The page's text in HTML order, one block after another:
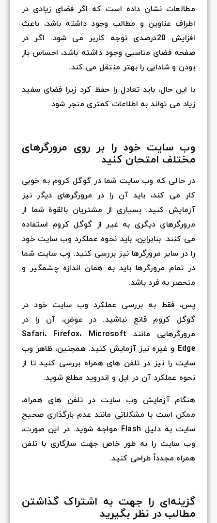
مطالعات نشان داده است که اگر فضای زیادی در
اطراف عناوین و مطالب وجود داشته باشد، باعث
افزایش 20درصدی توجه کاربر می شود. اگر در
صفحه فضای مناسبی وجود داشته باشد، احساس باز
بودن و شادابی را بهتر منتقل می کند.
با این حال، باید تعادل را حفظ کرد زیرا فضای سفید
زیاد می تواند به اطلاعات کمتری منجر شود.
وب سایت خود را بر روی مرورگرهای
مختلف امتحان کنید
در حالی که وب سایت شما در گوگل کروم به خوبی
کار می کند، باید آن را در مرورگرهای دیگر نیز
آزمایش کنید. بسیاری از مشتریان بالقوة شما از
مرورگرهای دیگری به غیر از گوگل کروم استفاده
می کنند. بنابراین، باید نحوه عملکرد وب سایت خود
را در سایر مرورگرها نیز بررسی کنید. وب سایت شما
در تمام مرورگرها باید به همان اندازه چشمگیر و
منحصر به فرد باشد.
پس، فقط به بررسی عملکرد وب سایت خود در
گوگل کروم قانع نباشید. در عوض، آن را در
مرورگرهایی مانند Safari، Firefox، Microsoft
Edge و غیره نیز آزمایش کنید. همچنین، ظاهر وب
سایت را نیز در تلفن های همراه بررسی کنید تا از
نحوه عملکرد آن در اپل و اندروید مطلع شوید.
هنگام آزمایش وب سایت در تلفن های همراه،
ممکن است با مشکلاتی مانند عدم بارگذاری صحیح
سایت به دلیل Flash مواجه شوید. در این صورت،
وب سایت را به طور خاص جهت سازگاری با تلفن
همراه مجدداً طراحی کنید.
گزینه‌ای را جهت به اشتراک گذاشتن
مطالب در نظر بگیرید